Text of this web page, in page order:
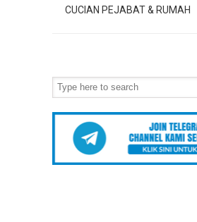
CUCIAN PEJABAT & RUMAH